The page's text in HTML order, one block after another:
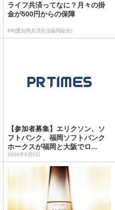
ライフ共済ってなに？月々の掛
金が500円からの保障
PR(愛知県共済生活協同組合)
【参加者募集】エリクソン、ソ
フトバンク、福岡ソフトバンク
ホークスが福岡と大阪でロ...
2026年6月5日